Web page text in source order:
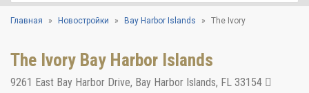
Главная Новостройки Bay Harbor Islands The Ivory
The Ivory Bay Harbor Islands
9261 East Bay Harbor Drive, Bay Harbor Islands, FL 33154